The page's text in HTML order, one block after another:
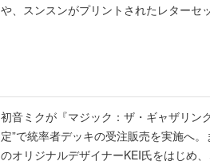
や、スンスンがプリントされたレターセ
初音ミクが『マジック：ザ・ギャザリン
定”で統率者デッキの受注販売を実施へ
のオリジナルデザイナーKEI氏をはじめ